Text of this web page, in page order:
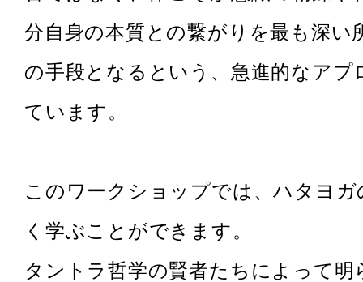
分自身の本質との繋がりを最も深い
の手段となるという、急進的なアプ
ています。
このワークショップでは、ハタヨガ
く学ぶことができます。
タントラ哲学の賢者たちによって明